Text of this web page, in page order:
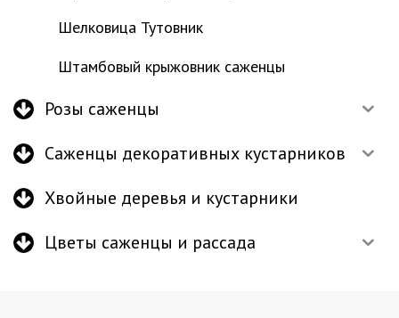
Шелковица Тутовник
Штамбовый крыжовник саженцы
Розы саженцы
Саженцы декоративных кустарников
Хвойные деревья и кустарники
Цветы саженцы и рассада